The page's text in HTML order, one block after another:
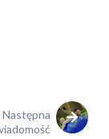
Następna